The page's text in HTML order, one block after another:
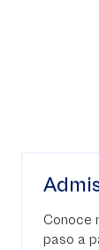
Conoce
paso a